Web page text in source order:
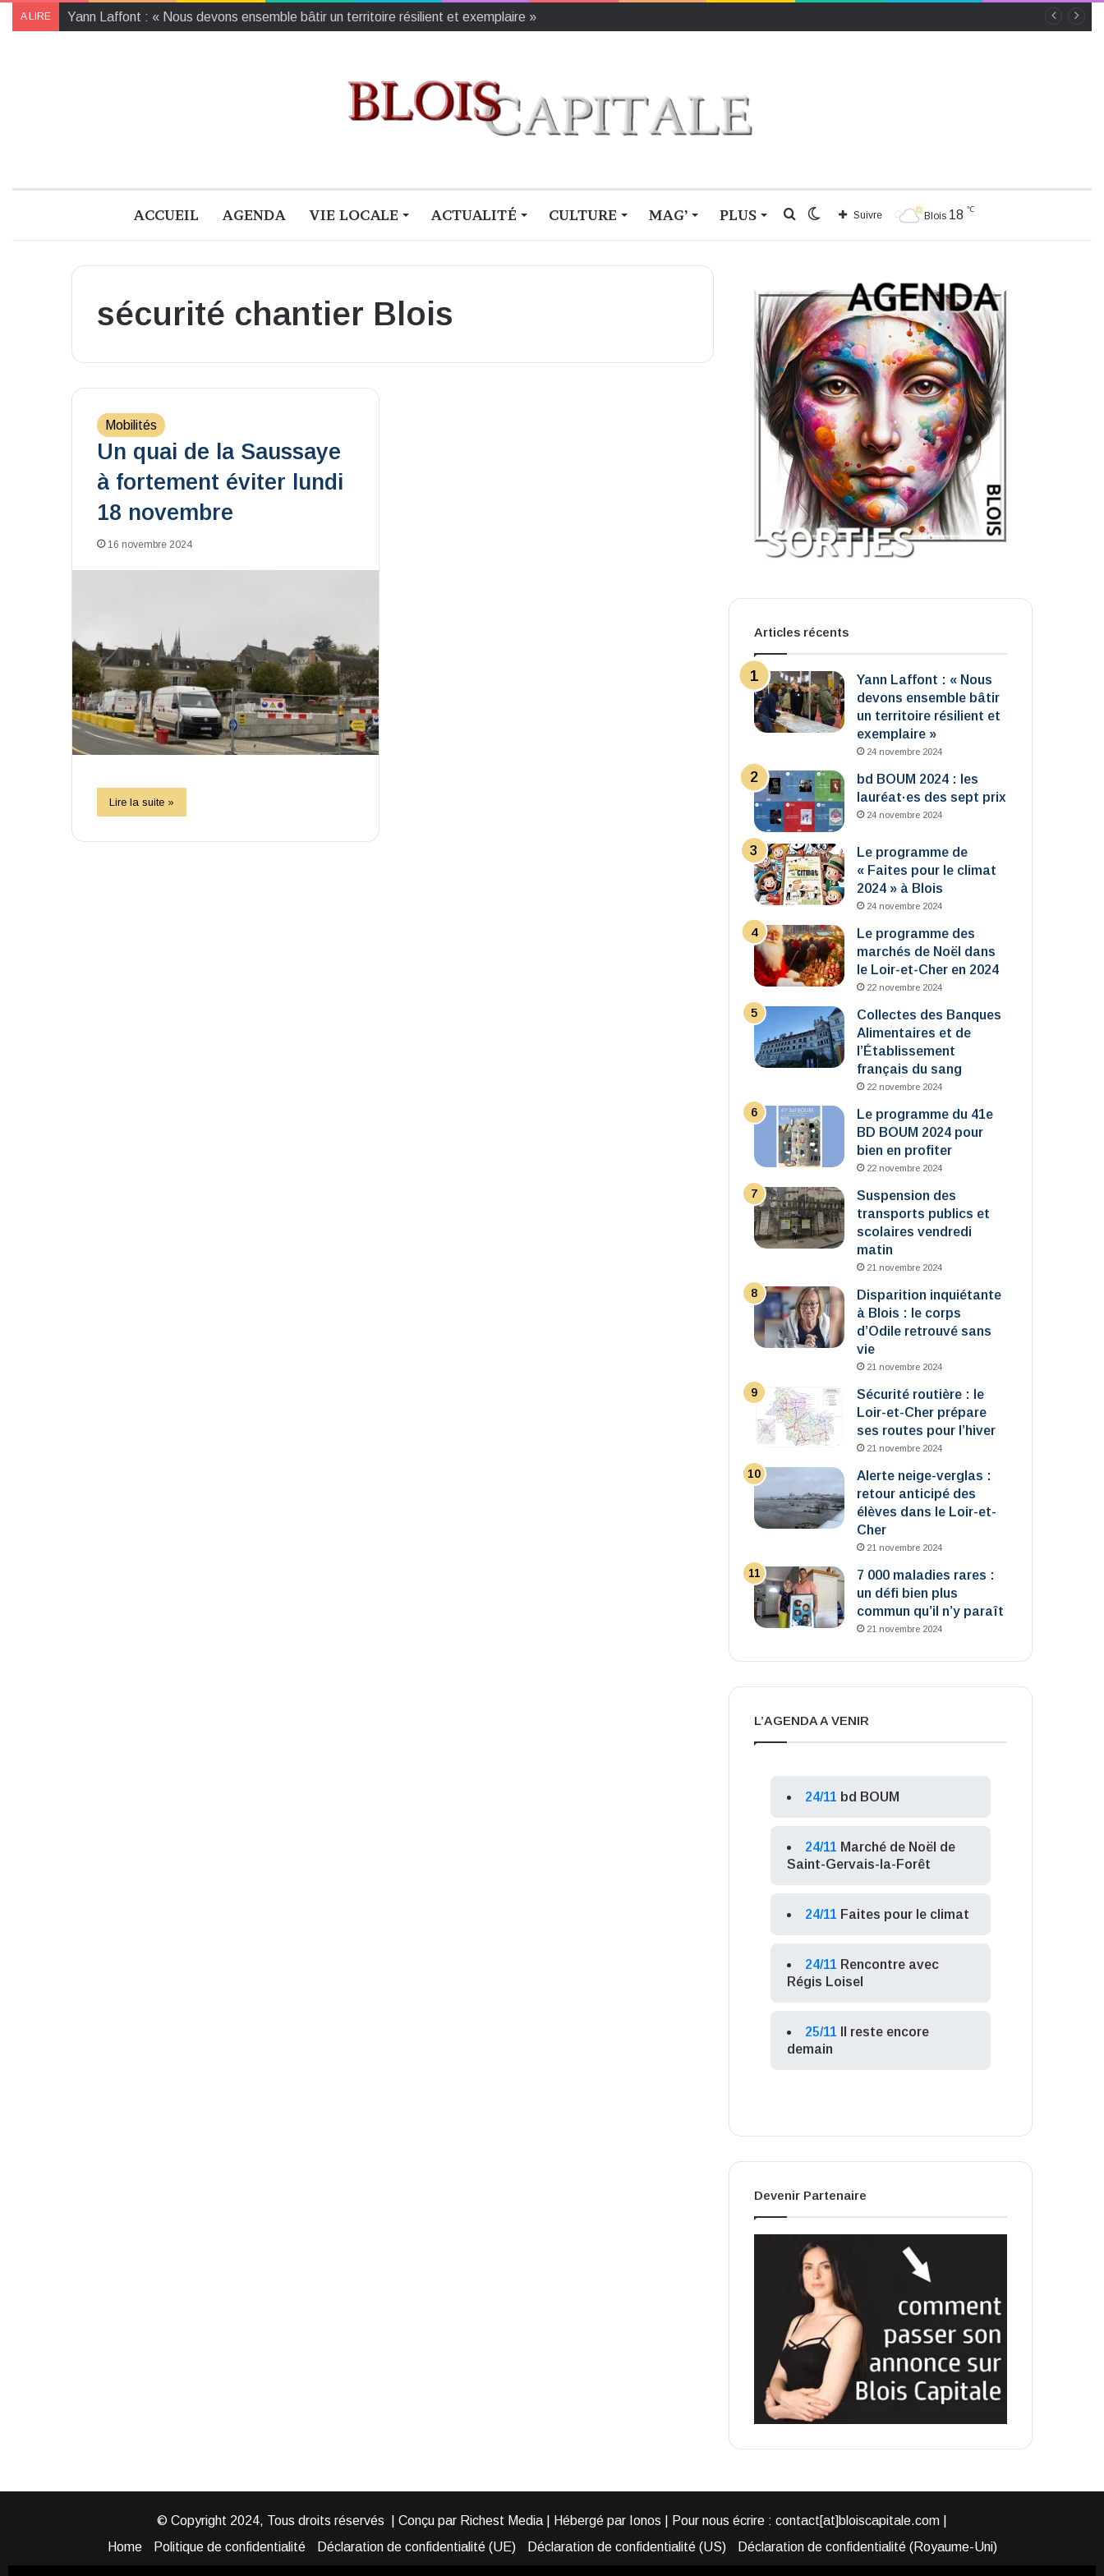
A LIRE Yann Laffont : « Nous devons ensemble bâtir un territoire résilient et exemplaire »
ACCUEIL AGENDA VIE LOCALE ACTUALITÉ CULTURE MAG’ PLUS Blois 18 ℃
Suivre
Switch
Rechercher
sécurité chantier Blois
Mobilités
Un quai de la Saussaye
à fortement éviter lundi
18 novembre
16 novembre 2024
Lire la suite »
Articles récents
Yann Laffont : « Nous
devons ensemble bâtir
un territoire résilient et
exemplaire »
24 novembre 2024
bd BOUM 2024 : les
lauréat·es des sept prix
24 novembre 2024
Le programme de
« Faites pour le climat
2024 » à Blois
24 novembre 2024
Le programme des
marchés de Noël dans
le Loir-et-Cher en 2024
22 novembre 2024
Collectes des Banques
Alimentaires et de
l’Établissement
français du sang
22 novembre 2024
Le programme du 41e
BD BOUM 2024 pour
bien en profiter
22 novembre 2024
Suspension des
transports publics et
scolaires vendredi
matin
21 novembre 2024
Disparition inquiétante
à Blois : le corps
d’Odile retrouvé sans
vie
21 novembre 2024
Sécurité routière : le
Loir-et-Cher prépare
ses routes pour l’hiver
21 novembre 2024
Alerte neige-verglas :
retour anticipé des
élèves dans le Loir-et-
Cher
21 novembre 2024
7 000 maladies rares :
un défi bien plus
commun qu’il n’y paraît
21 novembre 2024
L’AGENDA A VENIR
24/11 bd BOUM
24/11 Marché de Noël de
Saint-Gervais-la-Forêt
24/11 Faites pour le climat
24/11 Rencontre avec
Régis Loisel
25/11
Il reste encore
demain
Devenir Partenaire
© Copyright 2024, Tous droits réservés | Conçu par Richest Media | Hébergé par Ionos | Pour nous écrire : contact[at]bloiscapitale.com |
Home
Politique de confidentialité Déclaration de confidentialité (UE) Déclaration de confidentialité (US)
Déclaration de confidentialité (Royaume-Uni)